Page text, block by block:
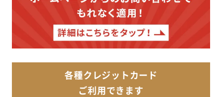
各種クレジットカード
ご利用できます